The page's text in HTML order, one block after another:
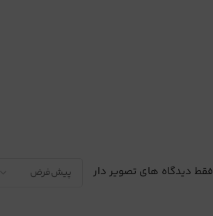
فقط دیدگاه های تصویر دار